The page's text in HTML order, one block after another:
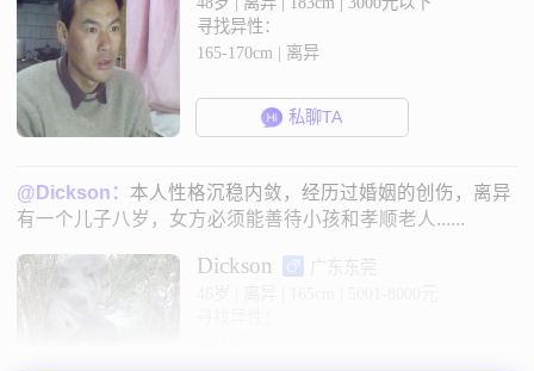
寻找异性：
165-170cm | 离异
私聊TA
@Dickson： 本人性格沉稳内敛，经历过婚姻的创伤，离异
有一个儿子八岁，女方必须能善待小孩和孝顺老人......
Dickson